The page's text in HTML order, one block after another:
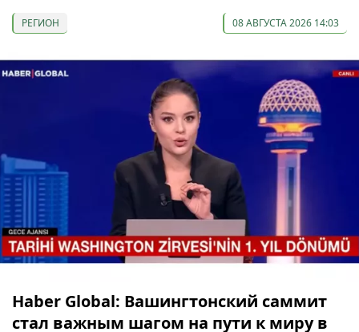
РЕГИОН 08 АВГУСТА 2026 14:03
Haber Global: Вашингтонский саммит
стал важным шагом на пути к миру в